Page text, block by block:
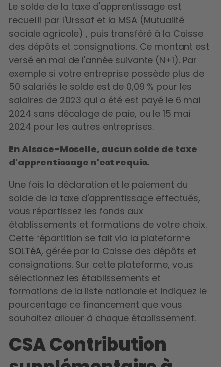
Le solde de la taxe d'apprentissage est
recueilli par l'Urssaf et la MSA (Mutualité
sociale agricole) , puis transféré à la Caisse
des dépôts et consignations. Ce montant est
versé en mai de l'année suivante (N+1). Par
exemple si votre entreprise possède plus de
50 salariés le solde est de 0,09 % pour les
salaires de 2023 qui a été est payé le 6 mai
2024 sans décalage de paie, ou le 15 mai
2024 pour les autres entreprises.
En Alsace-Moselle, aucun solde de taxe
d'apprentissage n'est requis.
Une fois la déclaration et le paiement du
solde de la taxe d'apprentissage effectués,
vous répartissez les fonds aux
établissements et formations de votre choix.
Cette répartition se fait via la plateforme
SOLTéA, gérée par la Caisse des dépôts et
consignations. Sur cette plateforme, vous
sélectionnez les établissements et
formations de la liste nationale et indiquez le
pourcentage de financement que vous
souhaitez allouer à chaque établissement.
CSA Contribution